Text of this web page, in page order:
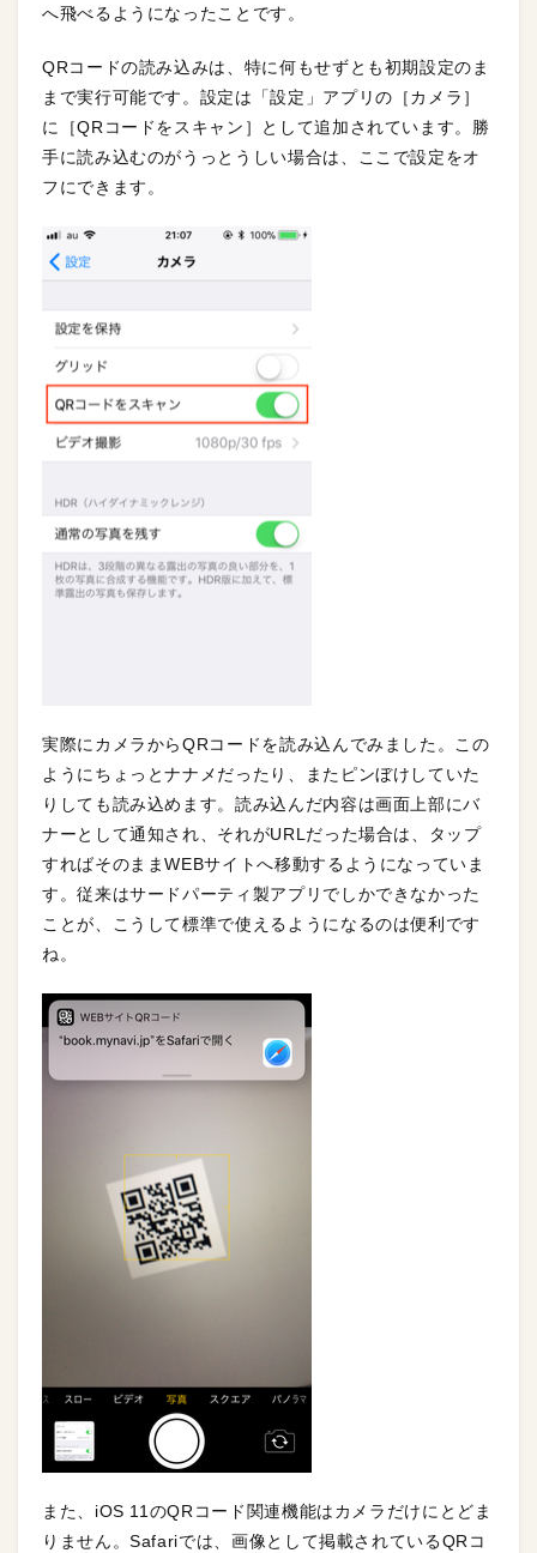
へ飛べるようになったことです。
QRコードの読み込みは、特に何もせずとも初期設定のま
まで実行可能です。設定は「設定」アプリの［カメラ］
に［QRコードをスキャン］として追加されています。勝
手に読み込むのがうっとうしい場合は、ここで設定をオ
フにできます。
実際にカメラからQRコードを読み込んでみました。この
ようにちょっとナナメだったり、またピンぼけしていた
りしても読み込めます。読み込んだ内容は画面上部にバ
ナーとして通知され、それがURLだった場合は、タップ
すればそのままWEBサイトへ移動するようになっていま
す。従来はサードパーティ製アプリでしかできなかった
ことが、こうして標準で使えるようになるのは便利です
ね。
また、iOS 11のQRコード関連機能はカメラだけにとどま
りません。Safariでは、画像として掲載されているQRコ